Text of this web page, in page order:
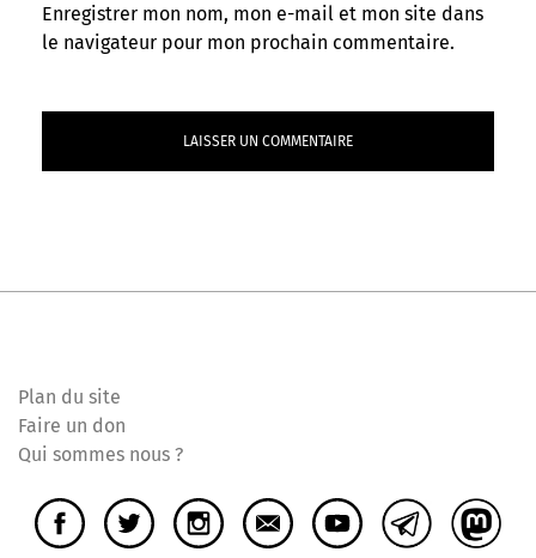
Enregistrer mon nom, mon e-mail et mon site dans
le navigateur pour mon prochain commentaire.
Plan du site
Faire un don
Qui sommes nous ?